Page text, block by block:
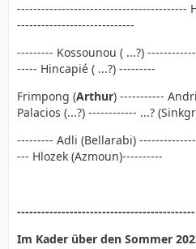
------------------------------------------
-----------------------------
--------- Kossounou ( ...?)
----- Hincapié ( ...?) ---------
Frimpong (Arthur) -----------
Palacios (...?) ------------ ...?
--------- Adli (Bellarabi)
--- Hlozek (Azmoun)----------
--------------------------------------------
Im Kader über den Sommer